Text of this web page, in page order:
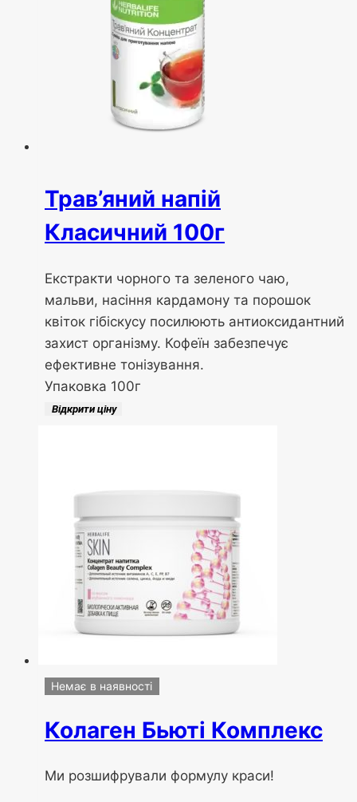
Трав’яний напій
Класичний 100г
Екстракти чорного та зеленого чаю,
мальви, насіння кардамону та порошок
квіток гібіскусу посилюють антиоксидантний
захист організму. Кофеїн забезпечує
ефективне тонізування.
Упаковка 100г
Відкрити ціну
Немає в наявності
Колаген Бьюті Комплекс
Ми розшифрували формулу краси!